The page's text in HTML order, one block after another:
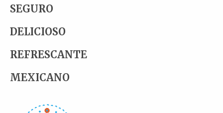
SEGURO
DELICIOSO
REFRESCANTE
MEXICANO